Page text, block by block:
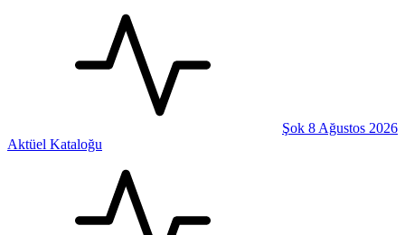
Şok 8 Ağustos 2026
Aktüel Kataloğu